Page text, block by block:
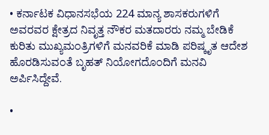
• ಕರ್ನಾಟಕ ವಿಧಾನಸಭೆಯ 224 ಮಾನ್ಯ ಶಾಸಕರುಗಳಿಗೆ
ಅವರವರ ಕ್ಷೇತ್ರದ ನಿವೃತ್ತ ನೌಕರ ಮತದಾರರು ನಮ್ಮ ಬೇಡಿಕೆ
ಕುರಿತು ಮುಖ್ಯಮಂತ್ರಿಗಳಿಗೆ ಮನವರಿಕೆ ಮಾಡಿ ಪರಿಷ್ಕೃತ ಆದೇಶ
ಹೊರಡಿಸುವಂತೆ ಬೃಹತ್ ನಿಯೋಗದೊಂದಿಗೆ ಮನವಿ
ಅರ್ಪಿಸಿದ್ದೇವೆ.
•